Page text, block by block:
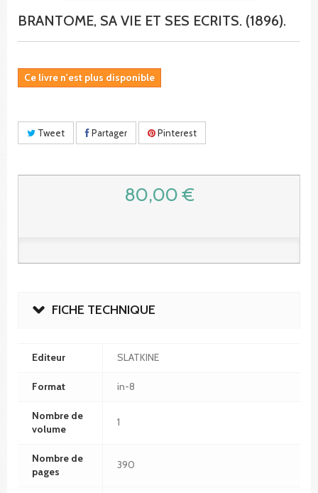
BRANTOME, SA VIE ET SES ECRITS. (1896).
Ce livre n'est plus disponible
Tweet Partager Pinterest
80,00 €
FICHE TECHNIQUE
Editeur SLATKINE
Format in-8
Nombre de
volume
1
Nombre de
pages
390